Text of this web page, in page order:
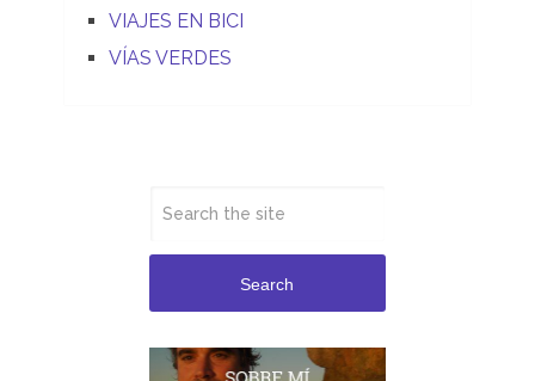
VIAJES EN BICI
VÍAS VERDES
Search